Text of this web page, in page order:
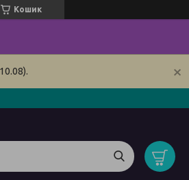
Кошик